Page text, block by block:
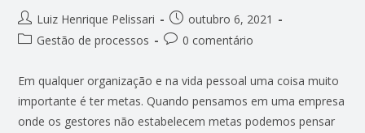
Luiz Henrique Pelissari
outubro 6, 2021
Gestão de processos
0 comentário
Em qualquer organização e na vida pessoal uma coisa muito
importante é ter metas. Quando pensamos em uma empresa
onde os gestores não estabelecem metas podemos pensar